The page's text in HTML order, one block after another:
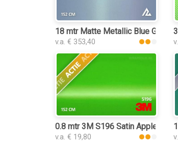
18 mtr Matte Metallic Blue Green
v.a. € 353,40
0.8 mtr 3M S196 Satin Apple
v.a. € 19,80